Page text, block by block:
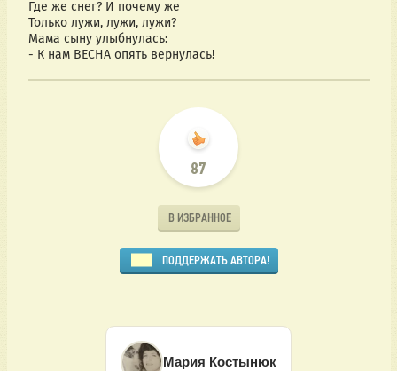
Только лужи, лужи, лужи?
Мама сыну улыбнулась:
- К нам ВЕСНА опять вернулась!
87
В ИЗБРАННОЕ
ПОДДЕРЖАТЬ АВТОРА!
Мария Костынюк